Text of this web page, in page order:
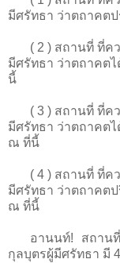
มีศรัทธา ว่าตถาคต
( 2 ) สถานที่ ที่ค
มีศรัทธา ว่าตถาคต
นี้
( 3 ) สถานที่ ที่ค
มีศรัทธา ว่าตถาคต
ณ ที่นี้
( 4 ) สถานที่ ที่ค
มีศรัทธา ว่าตถาคต
ณ ที่นี้
อานนท์! สถานที่
กุลบุตรผู้มีศรัทธา มี